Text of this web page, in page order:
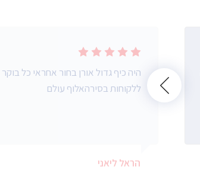
ללקוחות בסירהאלוף עולם
הראל ליאני